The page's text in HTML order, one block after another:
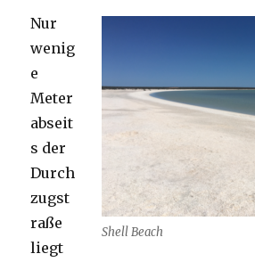
Shell Beach
Nur
wenig
e
Meter
abseit
s der
Durch
zugst
raße
liegt